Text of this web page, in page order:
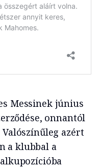
Messinek június
onnantól
azért
a klubbal a